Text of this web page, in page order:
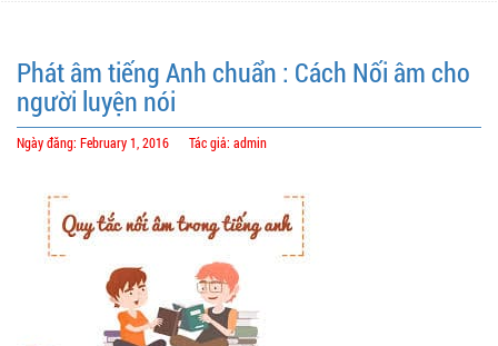
Phát âm tiếng Anh chuẩn : Cách Nối âm cho
người luyện nói
Ngày đăng: February 1, 2016 Tác giả: admin